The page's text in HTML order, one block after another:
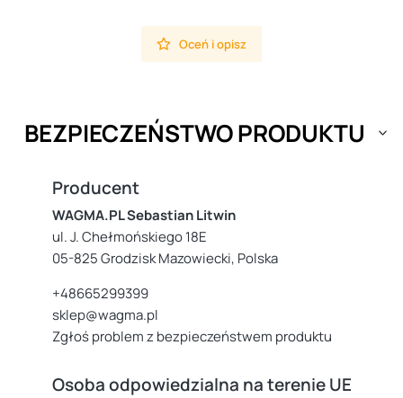
Oceń i opisz
BEZPIECZEŃSTWO PRODUKTU
Producent
WAGMA.PL Sebastian Litwin
ul. J. Chełmońskiego 18E
05-825 Grodzisk Mazowiecki, Polska
+48665299399
sklep@wagma.pl
Zgłoś problem z bezpieczeństwem produktu
Osoba odpowiedzialna na terenie UE